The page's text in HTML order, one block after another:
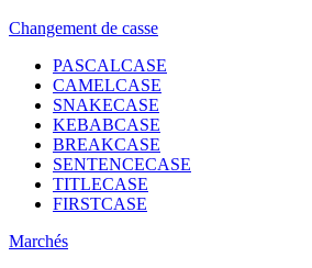
Changement de casse
PASCALCASE
CAMELCASE
SNAKECASE
KEBABCASE
BREAKCASE
SENTENCECASE
TITLECASE
FIRSTCASE
Marchés